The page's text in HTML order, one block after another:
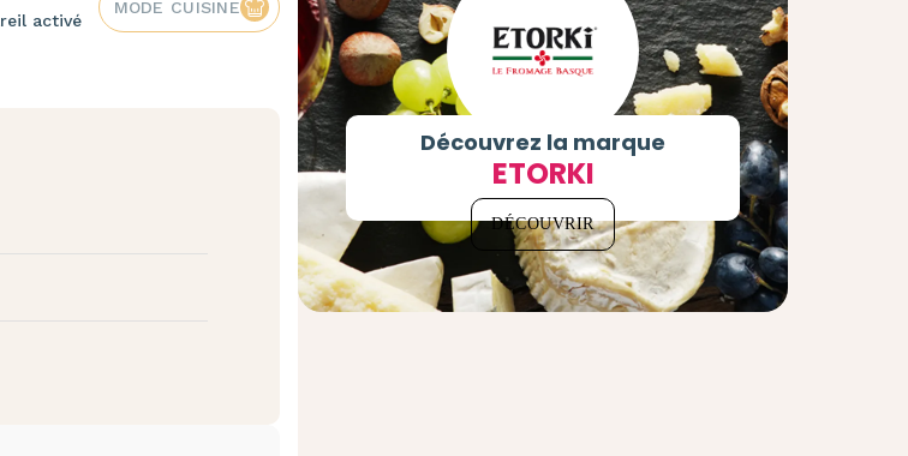
activé
MODE CUISINE
Découvrez la marque
ETORKI
DÉCOUVRIR